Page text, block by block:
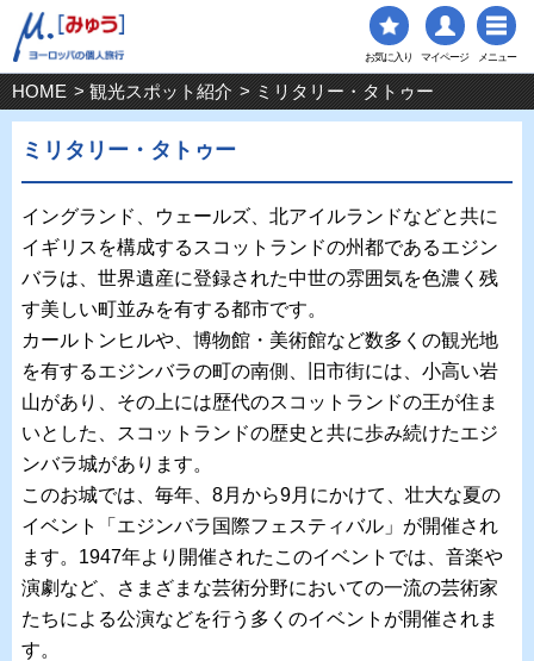
お気に入り マイページ メニュー
HOME >観光スポット紹介 > ミリタリー・タトゥー
ミリタリー・タトゥー
イングランド、ウェールズ、北アイルランドなどと共に
イギリスを構成するスコットランドの州都であるエジン
バラは、世界遺産に登録された中世の雰囲気を色濃く残
す美しい町並みを有する都市です。
カールトンヒルや、博物館・美術館など数多くの観光地
を有するエジンバラの町の南側、旧市街には、小高い岩
山があり、その上には歴代のスコットランドの王が住ま
いとした、スコットランドの歴史と共に歩み続けたエジ
ンバラ城があります。
このお城では、毎年、8月から9月にかけて、壮大な夏の
イベント「エジンバラ国際フェスティバル」が開催され
ます。1947年より開催されたこのイベントでは、音楽や
演劇など、さまざまな芸術分野においての一流の芸術家
たちによる公演などを行う多くのイベントが開催されま
す。